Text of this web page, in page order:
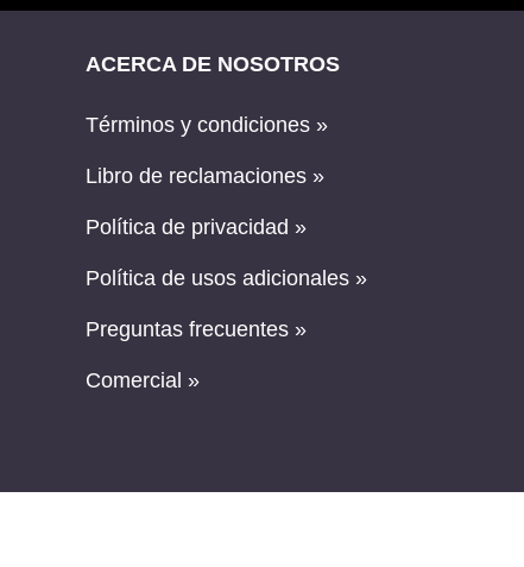
ACERCA DE NOSOTROS
Términos y condiciones »
Libro de reclamaciones »
Política de privacidad »
Política de usos adicionales »
Preguntas frecuentes »
Comercial »